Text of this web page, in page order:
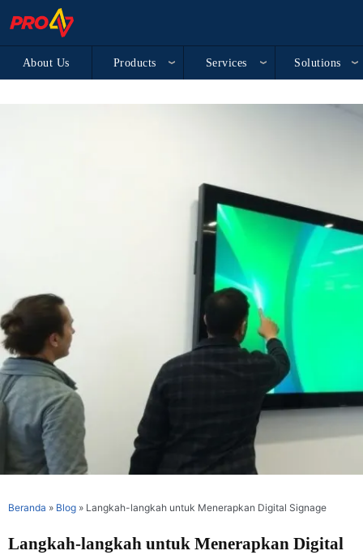
About Us Products Services Solutions
Beranda » Blog » Langkah-langkah untuk Menerapkan Digital Signage
Langkah-langkah untuk Menerapkan Digital